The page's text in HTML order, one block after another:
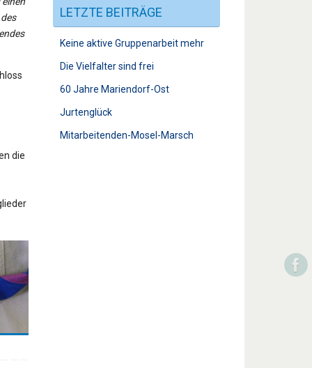
die
LETZTE BEITRÄGE
Keine aktive Gruppenarbeit mehr
Die Vielfalter sind frei
60 Jahre Mariendorf-Ost
Jurtenglück
Mitarbeitenden-Mosel-Marsch